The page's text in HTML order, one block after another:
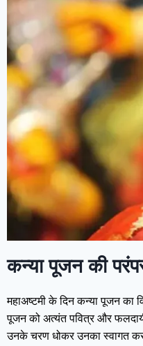
कन्या पूजन की
महाअष्टमी के दिन कन्या पूजन का
पूजन को अत्यंत पवित्र और
उनके चरण धोकर उनका स्वागत